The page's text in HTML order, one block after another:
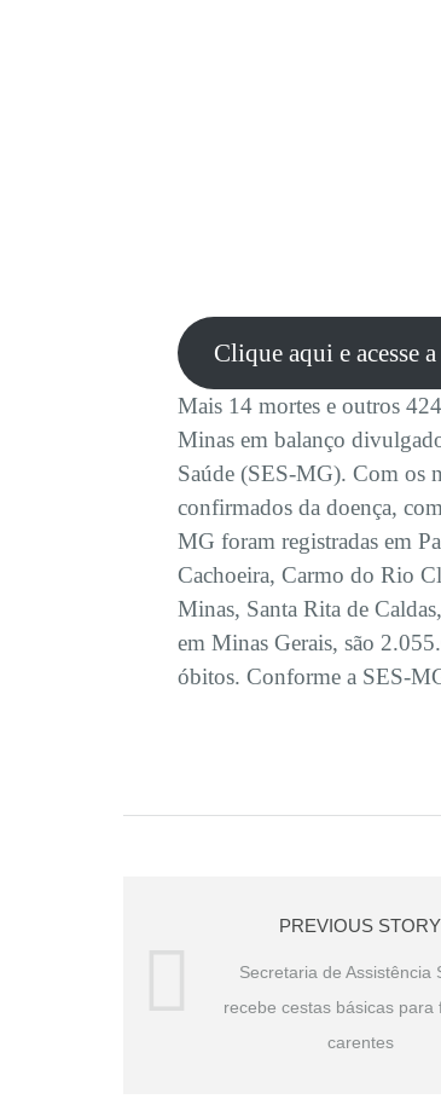
Clique aqui e acesse
Mais 14 mortes e outros
Minas em balanço
Saúde (SES-MG). Com os
confirmados da doença,
MG foram registradas em
Cachoeira, Carmo do Rio
Minas, Santa Rita de
em Minas Gerais, são
óbitos. Conforme a SES-
PREVIOUS STORY
Secretaria de Assistência
recebe cestas básicas para
carentes